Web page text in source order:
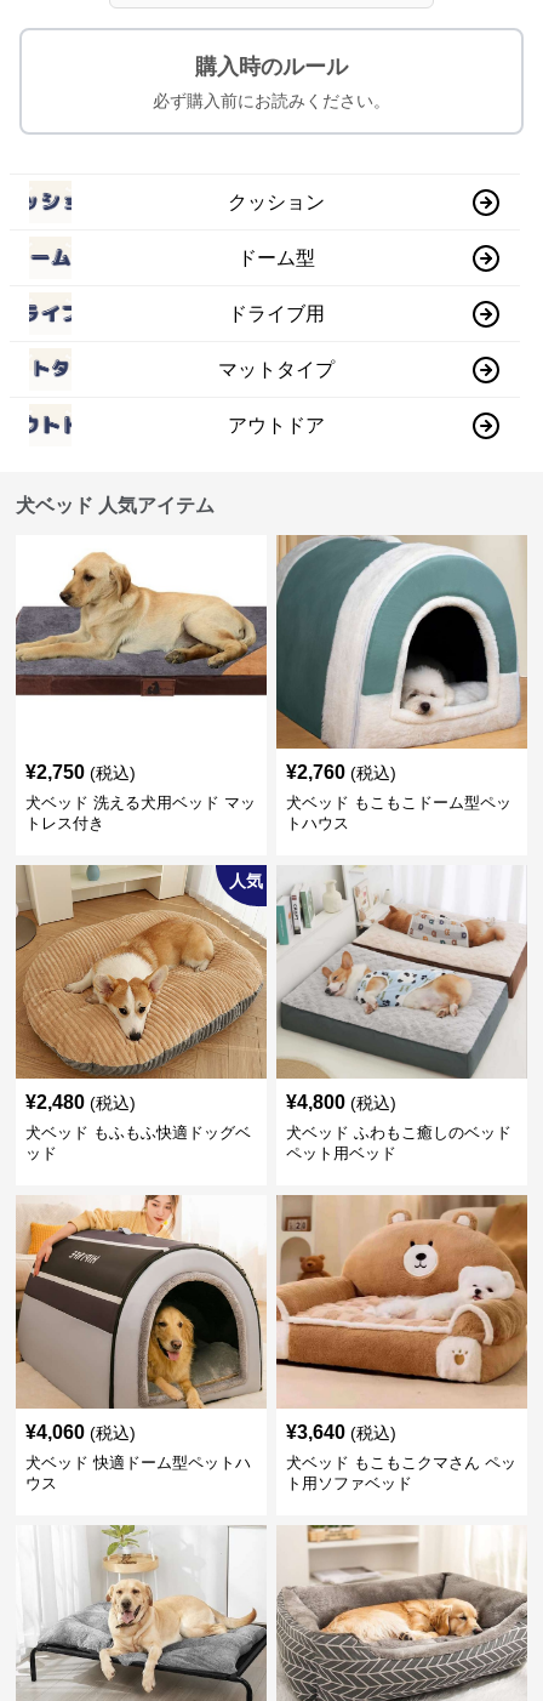
購入時のルール
必ず購入前にお読みください。
クッション
ドーム型
ドライブ用
マットタイプ
アウトドア
犬ベッド 人気アイテム
¥2,750 (税込)
犬ベッド 洗える犬用ベッド マッ
トレス付き
¥2,760 (税込)
犬ベッド もこもこドーム型ペッ
トハウス
人気
¥2,480 (税込)
犬ベッド もふもふ快適ドッグベ
ッド
¥4,800 (税込)
犬ベッド ふわもこ癒しのベッド
ペット用ベッド
¥4,060 (税込)
犬ベッド 快適ドーム型ペットハ
ウス
¥3,640 (税込)
犬ベッド もこもこクマさん ペッ
ト用ソファベッド